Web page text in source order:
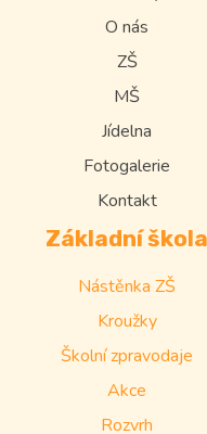
O nás
ZŠ
MŠ
Jídelna
Fotogalerie
Kontakt
Základní škola
Nástěnka ZŠ
Kroužky
Školní zpravodaje
Akce
Rozvrh